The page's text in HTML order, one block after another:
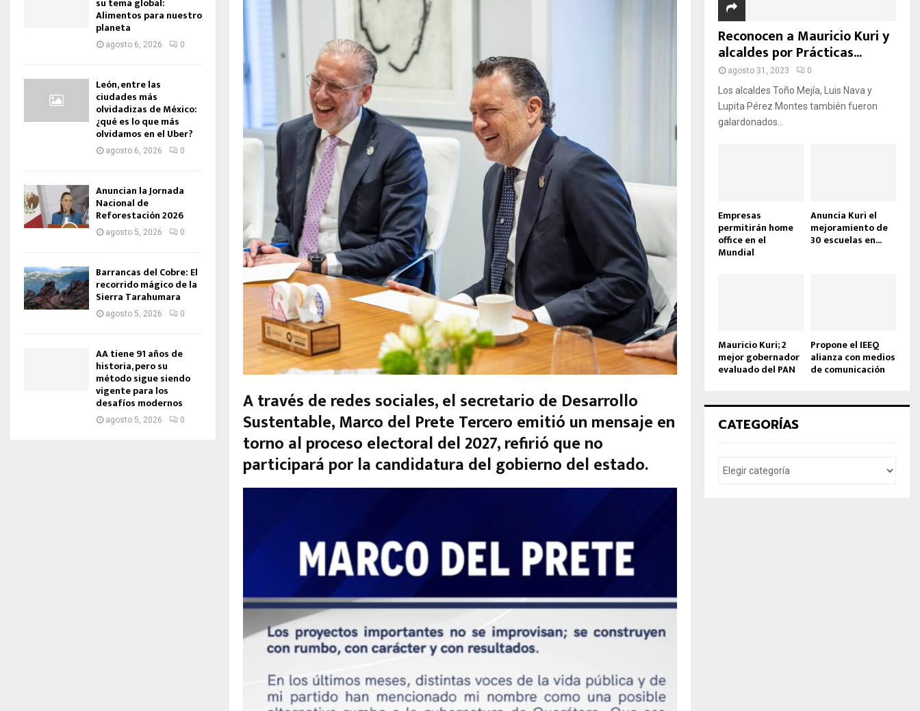
A través de redes sociales, el secretario de Desarrollo
Sustentable, Marco del Prete Tercero emitió un mensaje en
torno al proceso electoral del 2027, refirió que no
participará por la candidatura del gobierno del estado.
Alimentos para nuestro
planeta
agosto 6, 2026 0
León, entre las
ciudades más
olvidadizas de México:
¿qué es lo que más
olvidamos en el Uber?
agosto 6, 2026 0
Anuncian la Jornada
Nacional de
Reforestación 2026
agosto 5, 2026 0
Barrancas del Cobre: El
recorrido mágico de la
Sierra Tarahumara
agosto 5, 2026 0
AA tiene 91 años de
historia, pero su
método sigue siendo
vigente para los
desafíos modernos
agosto 5, 2026 0
A
Reconocen a Mauricio Kuri y
alcaldes por Prácticas...
agosto 31, 2023 0
Los alcaldes Toño Mejía, Luis Nava y
Lupita Pérez Montes también fueron
galardonados...
Empresas
permitirán home
office en el
Mundial
Anuncia Kuri el
mejoramiento de
30 escuelas en...
Mauricio Kuri; 2º
mejor gobernador
evaluado del PAN
Propone el IEEQ
alianza con medios
de comunicación
CATEGORÍAS